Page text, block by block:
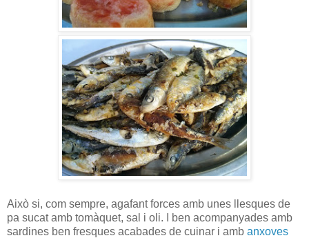
Això si, com sempre, agafant forces amb unes llesques de
pa sucat amb tomàquet, sal i oli. I ben acompanyades amb
sardines ben fresques acabades de cuinar i amb anxoves